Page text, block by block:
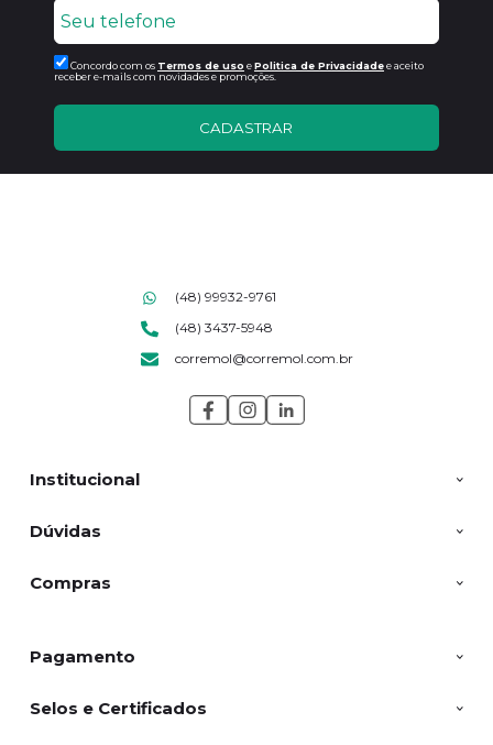
Concordo com os Termos de uso ePolitica de Privacidadee aceito
receber e-mails com novidades e promoções.
CADASTRAR
Institucional
Dúvidas
Compras
(48) 99932-9761
(48) 3437-5948
corremol@corremol.com.br
Pagamento
Selos e Certificados